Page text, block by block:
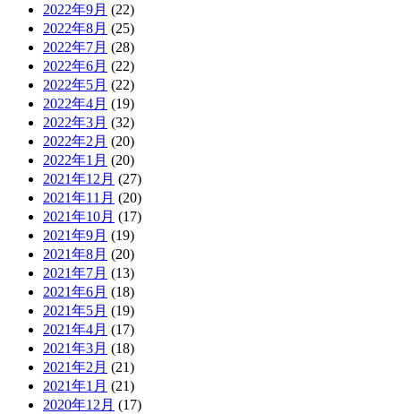
2022年9月 (22)
2022年8月 (25)
2022年7月 (28)
2022年6月 (22)
2022年5月 (22)
2022年4月 (19)
2022年3月 (32)
2022年2月 (20)
2022年1月 (20)
2021年12月 (27)
2021年11月 (20)
2021年10月 (17)
2021年9月 (19)
2021年8月 (20)
2021年7月 (13)
2021年6月 (18)
2021年5月 (19)
2021年4月 (17)
2021年3月 (18)
2021年2月 (21)
2021年1月 (21)
2020年12月 (17)